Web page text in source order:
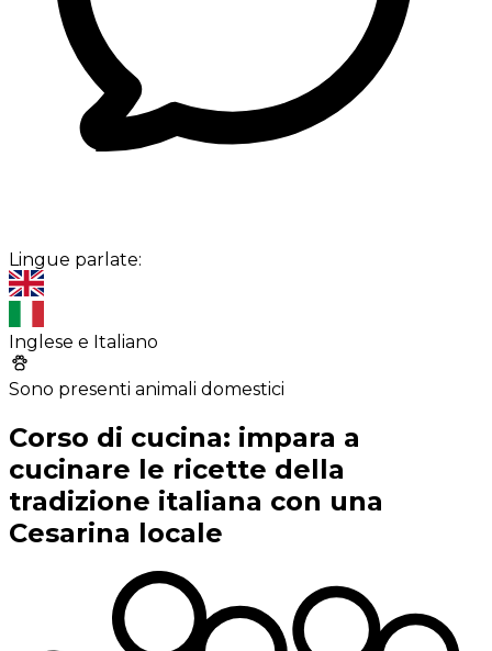
Lingue parlate:
Inglese e Italiano
Sono presenti animali domestici
Corso di cucina: impara a
cucinare le ricette della
tradizione italiana con una
Cesarina locale